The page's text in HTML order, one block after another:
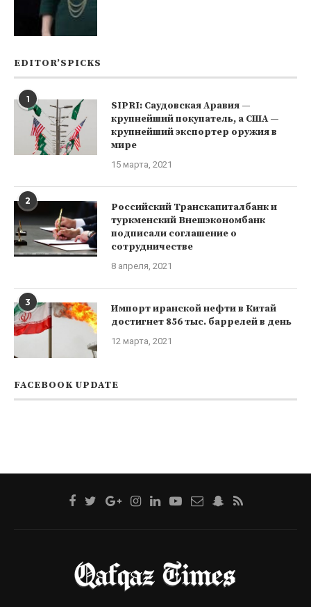
EDITOR’SPICKS
1
SIPRI: Саудовская Аравия —
крупнейший покупатель, а США —
крупнейший экспортер оружия в
мире
15 марта, 2021
2
Российский Транскапиталбанк и
туркменский Внешэкономбанк
подписали соглашение о
сотрудничестве
8 апреля, 2021
3
Импорт иранской нефти в Китай
достигнет 856 тыс. баррелей в день
12 марта, 2021
FACEBOOK UPDATE